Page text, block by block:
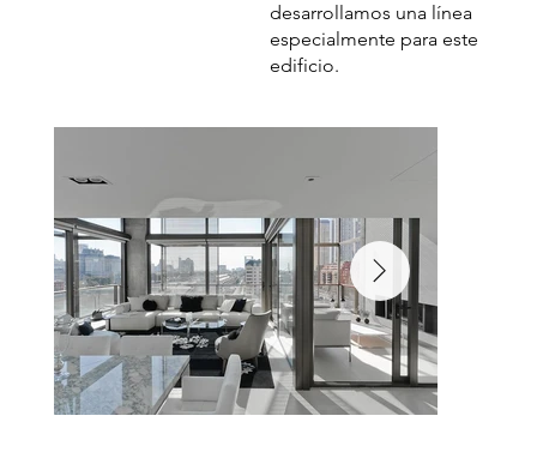
desarrollamos una línea
especialmente para este
edificio.